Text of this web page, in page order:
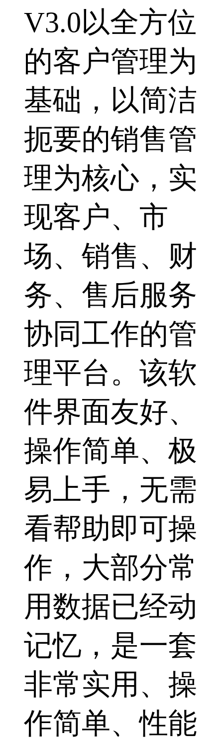
V3.0以全方位
的客户管理为
基础，以简洁
扼要的销售管
理为核心，实
现客户、市
场、销售、财
务、售后服务
协同工作的管
理平台。该软
件界面友好、
操作简单、极
易上手，无需
看帮助即可操
作，大部分常
用数据已经动
记忆，是一套
非常实用、操
作简单、性能